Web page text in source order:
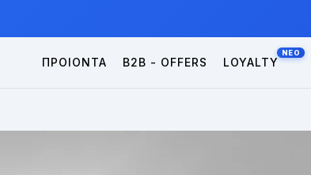
ΠΡΟΙΟΝΤΑ B2B - OFFERS LOYALTY